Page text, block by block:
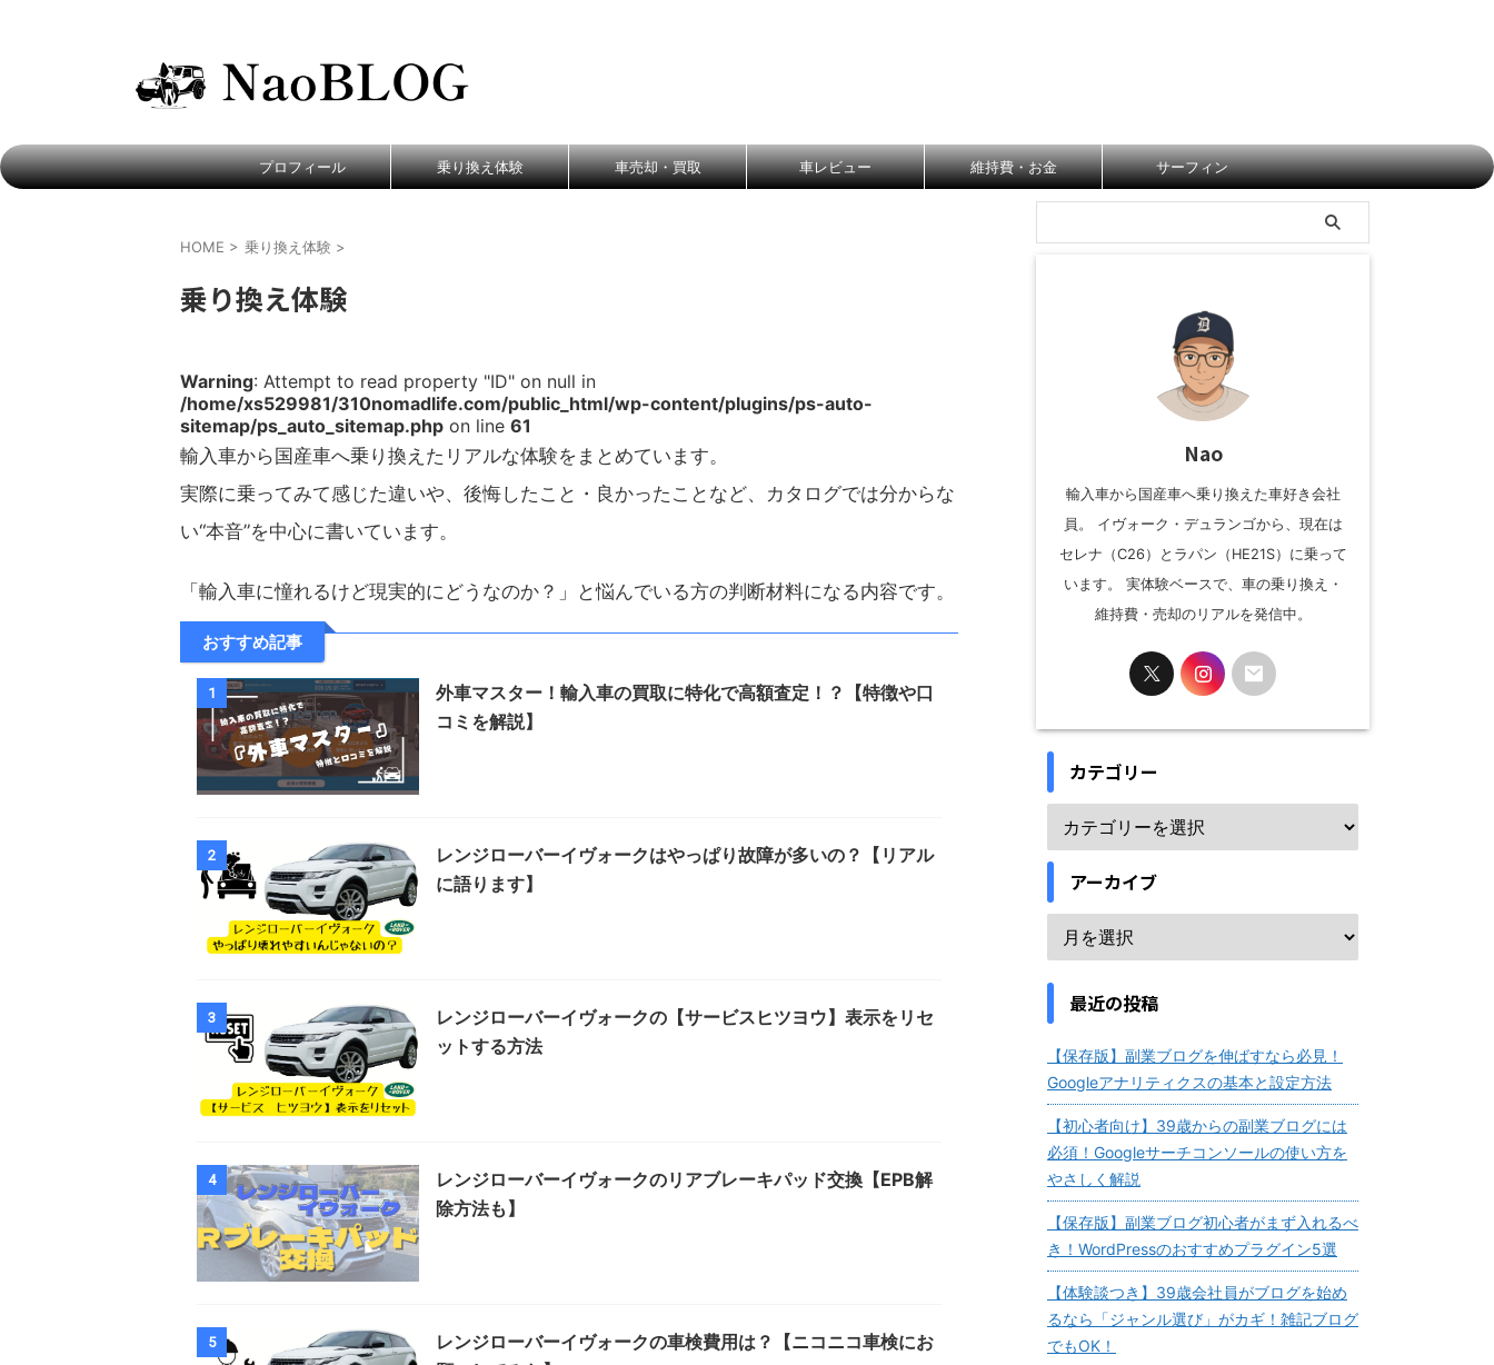
プロフィール 乗り換え体験 車売却・買取 車レビュー 維持費・お金 サーフィン
HOME > 乗り換え体験 >
乗り換え体験
Warning: Attempt to read property "ID" on null in
/home/xs529981/310nomadlife.com/public_html/wp-content/plugins/ps-auto-
sitemap/ps_auto_sitemap.php on line 61
輸入車から国産車へ乗り換えたリアルな体験をまとめています。
実際に乗ってみて感じた違いや、後悔したこと・良かったことなど、カタログでは分からな
い“本音”を中心に書いています。
「輸入車に憧れるけど現実的にどうなのか？」と悩んでいる方の判断材料になる内容です。
おすすめ記事
1
外車マスター！輸入車の買取に特化で高額査定！？【特徴や口
コミを解説】
2
レンジローバーイヴォークはやっぱり故障が多いの？【リアル
に語ります】
3
レンジローバーイヴォークの【サービスヒツヨウ】表示をリセ
ットする方法
4
レンジローバーイヴォークのリアブレーキパッド交換【EPB解
除方法も】
5
レンジローバーイヴォークの車検費用は？【ニコニコ車検にお
Nao
輸入車から国産車へ乗り換えた車好き会社
員。 イヴォーク・デュランゴから、現在は
セレナ（C26）とラパン（HE21S）に乗って
います。 実体験ベースで、車の乗り換え・
維持費・売却のリアルを発信中。
カテゴリー
アーカイブ
最近の投稿
【保存版】副業ブログを伸ばすなら必見！
Googleアナリティクスの基本と設定方法
【初心者向け】39歳からの副業ブログには
必須！Googleサーチコンソールの使い方を
やさしく解説
【保存版】副業ブログ初心者がまず入れるべ
き！WordPressのおすすめプラグイン5選
【体験談つき】39歳会社員がブログを始め
るなら「ジャンル選び」がカギ！雑記ブログ
でもOK！